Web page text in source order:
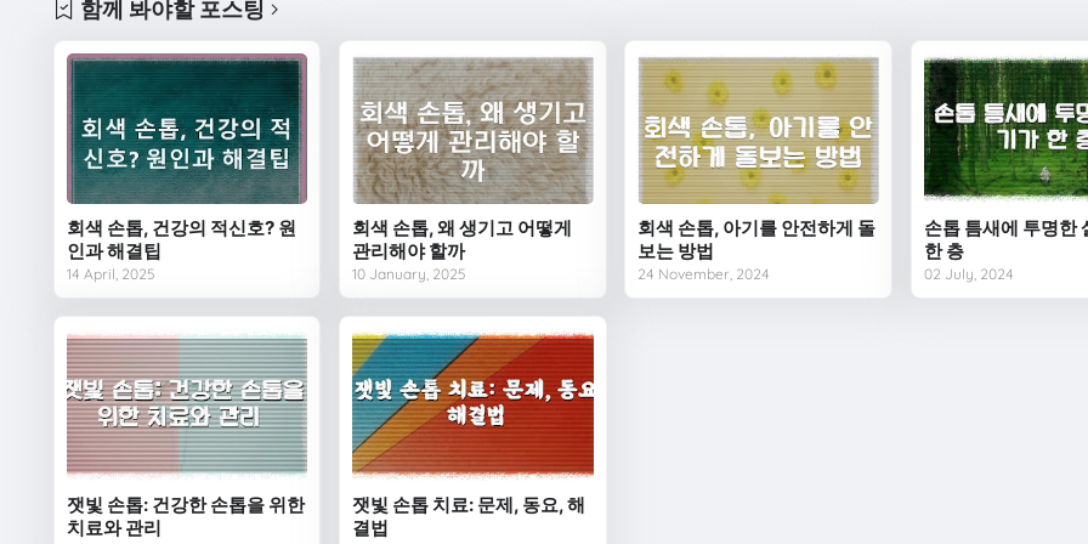
함께 봐야할 포스팅
회색 손톱, 건강의 적신호? 원
인과 해결팁
14 April, 2025
회색 손톱, 왜 생기고 어떻게
관리해야 할까
10 January, 2025
회색 손톱, 아기를 안전하게 돌
보는 방법
24 November, 2024
손톱 틈새에 투명한
한 층
02 July, 2024
잿빛 손톱: 건강한 손톱을 위한
치료와 관리
잿빛 손톱 치료: 문제, 동요, 해
결법